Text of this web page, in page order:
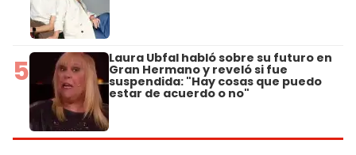
5 Laura Ubfal habló sobre su futuro en
Gran Hermano y reveló si fue
suspendida: "Hay cosas que puedo
estar de acuerdo o no"